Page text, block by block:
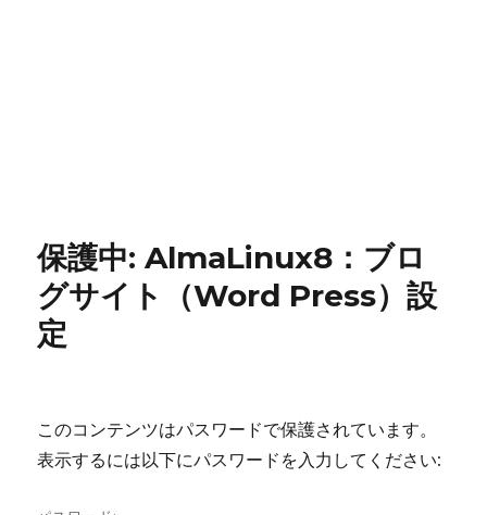
保護中: AlmaLinux8：ブロ
グサイト（Word Press）設
定
このコンテンツはパスワードで保護されています。
表示するには以下にパスワードを入力してください: